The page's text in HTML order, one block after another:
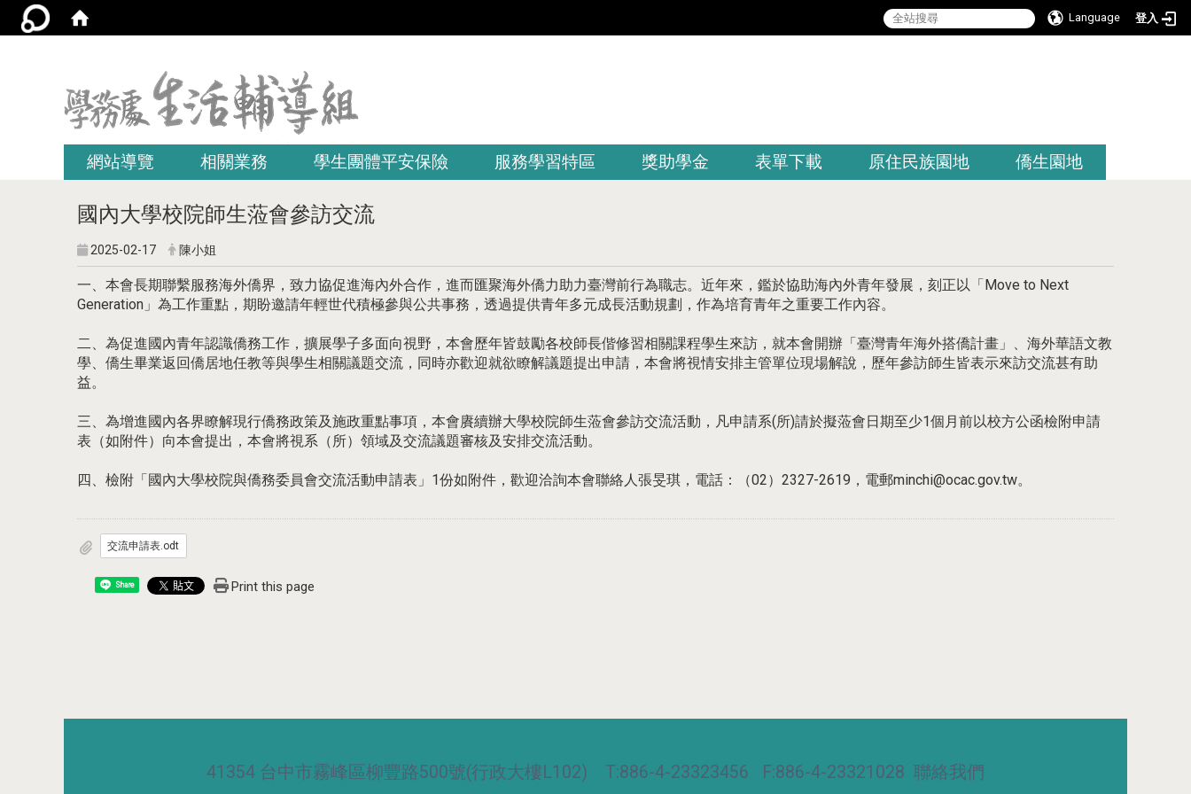
Language 登入
網站導覽 相關業務 學生團體平安保險 服務學習特區 獎助學金 表單下載 原住民族園地 僑生園地
國內大學校院師生蒞會參訪交流
2025-02-17 陳小姐
一、本會長期聯繫服務海外僑界，致力協促進海內外合作，進而匯聚海外僑力助力臺灣前行為職志。近年來，鑑於協助海內外青年發展，刻正以「Move to Next
Generation」為工作重點，期盼邀請年輕世代積極參與公共事務，透過提供青年多元成長活動規劃，作為培育青年之重要工作內容。
二、為促進國內青年認識僑務工作，擴展學子多面向視野，本會歷年皆鼓勵各校師長偕修習相關課程學生來訪，就本會開辦「臺灣青年海外搭僑計畫」、海外華語文教
學、僑生畢業返回僑居地任教等與學生相關議題交流，同時亦歡迎就欲瞭解議題提出申請，本會將視情安排主管單位現場解說，歷年參訪師生皆表示來訪交流甚有助
益。
三、為增進國內各界瞭解現行僑務政策及施政重點事項，本會賡續辦大學校院師生蒞會參訪交流活動，凡申請系(所)請於擬蒞會日期至少1個月前以校方公函檢附申請
表（如附件）向本會提出，本會將視系（所）領域及交流議題審核及安排交流活動。
四、檢附「國內大學校院與僑務委員會交流活動申請表」1份如附件，歡迎洽詢本會聯絡人張旻琪，電話：（02）2327-2619，電郵minchi@ocac.gov.tw。
交流申請表.odt
Share Print this page
41354 台中市霧峰區柳豐路500號(行政大樓L102) T:886-4-23323456 F:886-4-23321028 聯絡我們